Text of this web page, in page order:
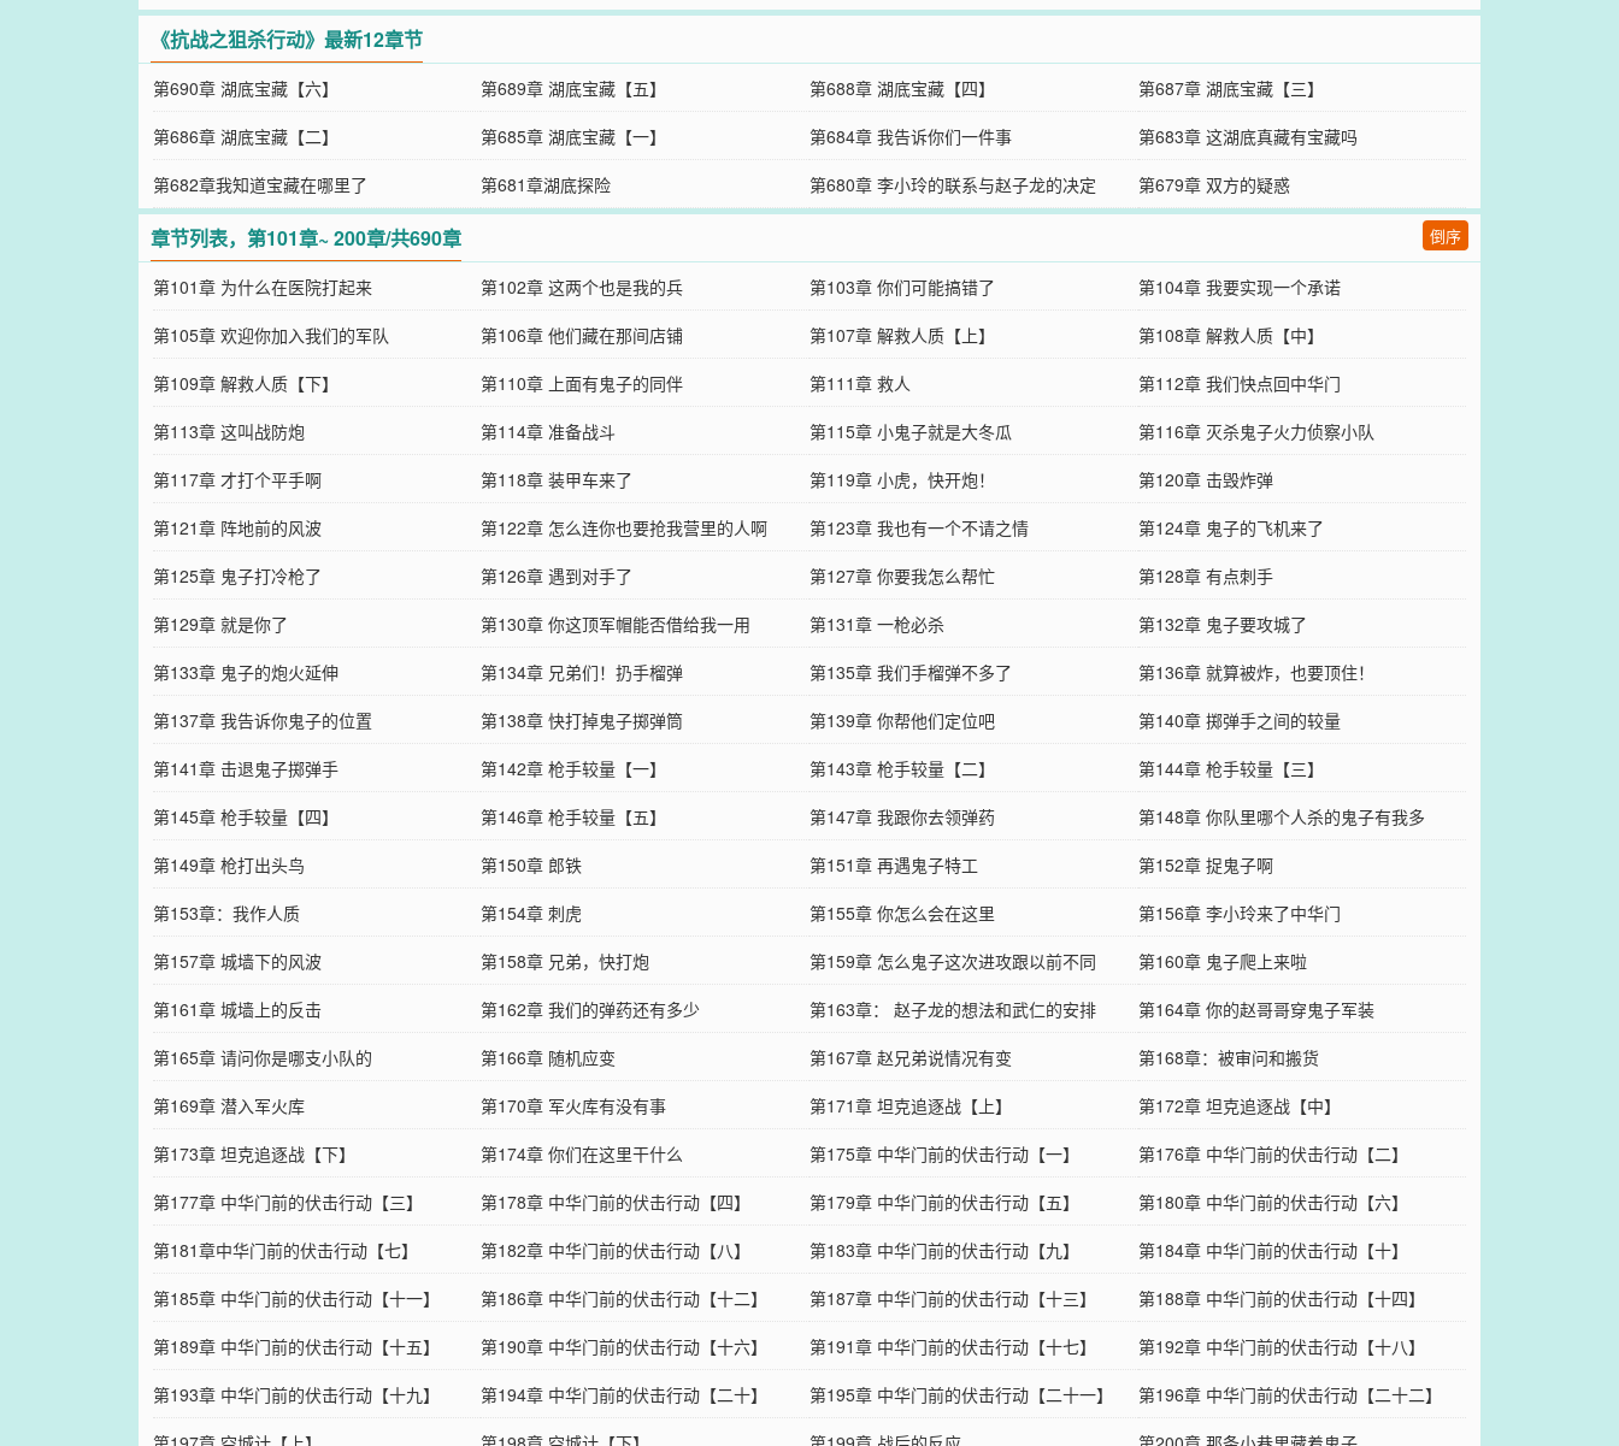
《抗战之狙杀行动》最新12章节
第690章 湖底宝藏【六】 第689章 湖底宝藏【五】 第688章 湖底宝藏【四】
第687章 湖底宝藏【三】
第686章 湖底宝藏【二】
第685章 湖底宝藏【一】 第684章 我告诉你们一件事
第683章 这湖底真藏有宝藏吗
第682章我知道宝藏在哪里了
第681章湖底探险 第680章 李小玲的联系与赵子龙的决定 第679章 双方的疑惑
章节列表，第101章~ 200章/共690章 倒序
第101章 为什么在医院打起来 第102章 这两个也是我的兵 第103章 你们可能搞错了
第104章 我要实现一个承诺
第105章 欢迎你加入我们的军队
第106章 他们藏在那间店铺 第107章 解救人质【上】
第108章 解救人质【中】
第109章 解救人质【下】
第110章 上面有鬼子的同伴 第111章 救人
第112章 我们快点回中华门
第113章 这叫战防炮
第114章 准备战斗 第115章 小鬼子就是大冬瓜
第116章 灭杀鬼子火力侦察小队
第117章 才打个平手啊
第118章 装甲车来了 第119章 小虎，快开炮！
第120章 击毁炸弹
第121章 阵地前的风波
第122章 怎么连你也要抢我营里的人啊 第123章 我也有一个不请之情
第124章 鬼子的飞机来了
第125章 鬼子打冷枪了
第126章 遇到对手了 第127章 你要我怎么帮忙
第128章 有点刺手
第129章 就是你了
第130章 你这顶军帽能否借给我一用 第131章 一枪必杀
第132章 鬼子要攻城了
第133章 鬼子的炮火延伸
第134章 兄弟们！扔手榴弹 第135章 我们手榴弹不多了
第136章 就算被炸，也要顶住！
第137章 我告诉你鬼子的位置
第138章 快打掉鬼子掷弹筒 第139章 你帮他们定位吧
第140章 掷弹手之间的较量
第141章 击退鬼子掷弹手
第142章 枪手较量【一】 第143章 枪手较量【二】
第144章 枪手较量【三】
第145章 枪手较量【四】
第146章 枪手较量【五】 第147章 我跟你去领弹药
第148章 你队里哪个人杀的鬼子有我多
第149章 枪打出头鸟
第150章 郎铁 第151章 再遇鬼子特工
第152章 捉鬼子啊
第153章：我作人质
第154章 刺虎 第155章 你怎么会在这里
第156章 李小玲来了中华门
第157章 城墙下的风波
第158章 兄弟，快打炮 第159章 怎么鬼子这次进攻跟以前不同
第160章 鬼子爬上来啦
第161章 城墙上的反击
第162章 我们的弹药还有多少 第163章： 赵子龙的想法和武仁的安排
第164章 你的赵哥哥穿鬼子军装
第165章 请问你是哪支小队的
第166章 随机应变 第167章 赵兄弟说情况有变
第168章：被审问和搬货
第169章 潜入军火库
第170章 军火库有没有事 第171章 坦克追逐战【上】
第172章 坦克追逐战【中】
第173章 坦克追逐战【下】
第174章 你们在这里干什么 第175章 中华门前的伏击行动【一】
第176章 中华门前的伏击行动【二】
第177章 中华门前的伏击行动【三】
第178章 中华门前的伏击行动【四】 第179章 中华门前的伏击行动【五】
第180章 中华门前的伏击行动【六】
第181章中华门前的伏击行动【七】
第182章 中华门前的伏击行动【八】 第183章 中华门前的伏击行动【九】
第184章 中华门前的伏击行动【十】
第185章 中华门前的伏击行动【十一】
第186章 中华门前的伏击行动【十二】 第187章 中华门前的伏击行动【十三】
第188章 中华门前的伏击行动【十四】
第189章 中华门前的伏击行动【十五】
第190章 中华门前的伏击行动【十六】 第191章 中华门前的伏击行动【十七】
第192章 中华门前的伏击行动【十八】
第193章 中华门前的伏击行动【十九】
第194章 中华门前的伏击行动【二十】 第195章 中华门前的伏击行动【二十一】
第196章 中华门前的伏击行动【二十二】